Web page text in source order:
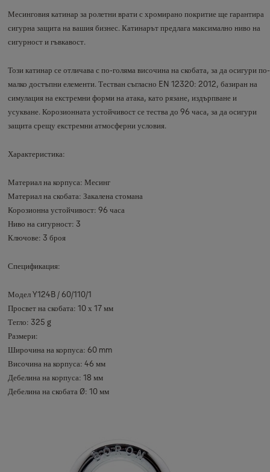
Месинговия катинар за ролетни врати с хромирано покритие ще гарантира
сигурна защита на вашия бизнес. Катинарът предлага максимално ниво на
сигурност и гъвкавост.
Този катинар се отличава с по-голяма височина на скобата, за да осигури по-
малко достъпни елементи. Тестван съгласно EN 12320: 2012, базиран на
симулация на екстремни форми на атака, като рязане, издърпване и
усукване. Корозионната устойчивост се тества до 96 часа, за да осигури
защита срещу екстремни атмосферни условия.
Характеристика:
Материал на корпуса: Месинг
Материал на скобата: Закалена стомана
Корозионна устойчивост: 96 часа
Ниво на сигурност: 3
Ключове: 3 броя
Спецификация:
Модел Y124B / 60/110/1
Просвет на скобата: 10 х 17 мм
Тегло: 325 g
Размери:
Широчина на корпуса: 60 mm
Височина на корпуса: 46 мм
Дебелина на корпуса: 18 мм
Дебелина на скобата Ø: 10 мм